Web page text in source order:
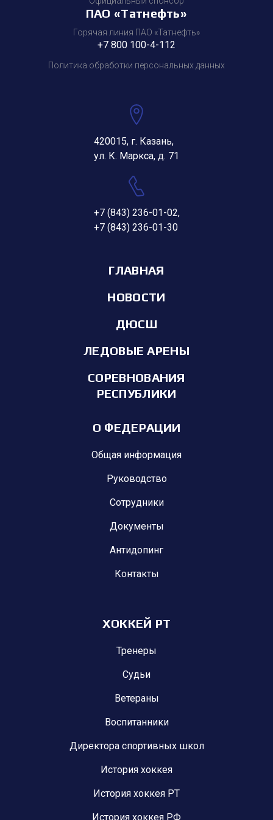
ПАО «Татнефть»
Горячая линия ПАО «Татнефть»
+7 800 100-4-112
Политика обработки персональных данных
420015, г. Казань,
ул. К. Маркса, д. 71
+7 (843) 236-01-02,
+7 (843) 236-01-30
ГЛАВНАЯ
НОВОСТИ
ДЮСШ
ЛЕДОВЫЕ АРЕНЫ
СОРЕВНОВАНИЯ
РЕСПУБЛИКИ
О ФЕДЕРАЦИИ
Общая информация
Руководство
Сотрудники
Документы
Антидопинг
Контакты
ХОККЕЙ РТ
Тренеры
Судьи
Ветераны
Воспитанники
Директора спортивных школ
История хоккея
История хоккея РТ
История хоккея РФ